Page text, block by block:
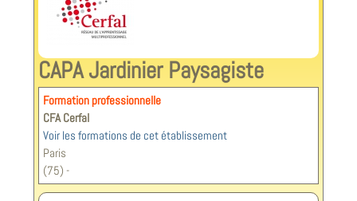
CAPA Jardinier Paysagiste
Formation professionnelle
CFA Cerfal
Voir les formations de cet établissement
Paris
(75) -